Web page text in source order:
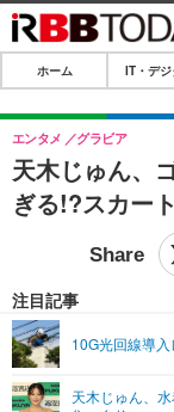
ホーム
IT・デジタル
IT・デジタル
ショッピン
SPEED TEST
エンタメ
ライフTOP
リリース一覧
プッシュ通知の停
ホーム IT・デ
天木じゅん、
ぎる!?スカー
エンタメ グラビア
注目記事
10G光回線導入
天木じゅん、